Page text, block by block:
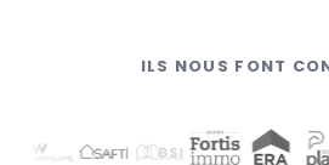
ILS NOUS FONT